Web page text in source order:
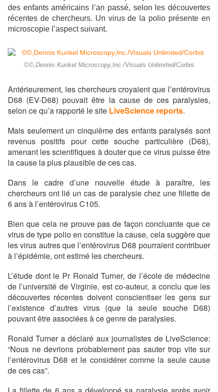
des enfants américains l’an passé, selon les découvertes
récentes de chercheurs. Un virus de la polio présente en
microscopie l’aspect suivant.
©©,Dennis Kunkel Microscopy,Inc./Visuals Unlimited/Corbis
Antérieurement, les chercheurs croyaient que l’entérovirus
D68 (EV-D68) pouvait être la cause de ces paralysies,
selon ce qu’a rapporté le site LiveScience reports.
Mais seulement un cinquième des enfants paralysés sont
revenus positifs pour cette souche particulière (D68),
amenant les scientifiques à douter que ce virus puisse être
la cause la plus plausible de ces cas.
Dans le cadre d’une nouvelle étude à paraître, les
chercheurs ont lié un cas de paralysie chez une fillette de
6 ans à l’entérovirus C105.
Bien que cela ne prouve pas de façon concluante que ce
virus de type polio en constitue la cause, cela suggère que
les virus autres que l’entérovirus D68 pourraient contribuer
à l’épidémie, ont estimé les chercheurs.
L’étude dont le Pr Ronald Turner, de l’école de médecine
de l’université de Virginie, est co-auteur, a conclu que les
découvertes récentes doivent conscientiser les gens sur
l’existence d’autres virus (que la seule souche D68)
pouvant être associées à ce genre de paralysies.
Ronald Turner a déclaré aux journalistes de LiveScience:
“Nous ne devrions probablement pas sauter trop vite sur
l’entérovirus D68 et le considérer comme la seule cause
de ces cas”.